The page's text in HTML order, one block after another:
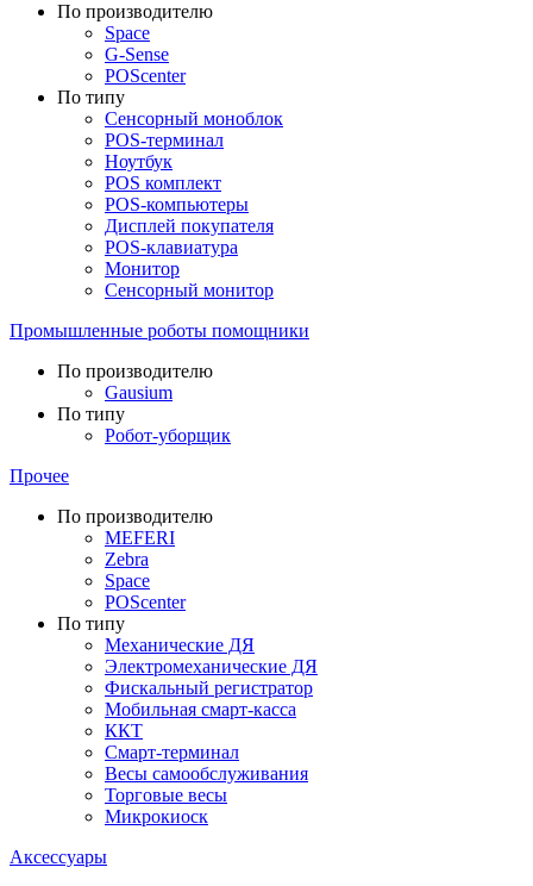
По производителю
Space
G-Sense
POScenter
По типу
Сенсорный моноблок
POS-терминал
Ноутбук
POS комплект
POS-компьютеры
Дисплей покупателя
POS-клавиатура
Монитор
Сенсорный монитор
Промышленные роботы помощники
По производителю
Gausium
По типу
Робот-уборщик
Прочее
По производителю
MEFERI
Zebra
Space
POScenter
По типу
Механические ДЯ
Электромеханические ДЯ
Фискальный регистратор
Мобильная смарт-касса
ККТ
Смарт-терминал
Весы самообслуживания
Торговые весы
Микрокиоск
Аксессуары